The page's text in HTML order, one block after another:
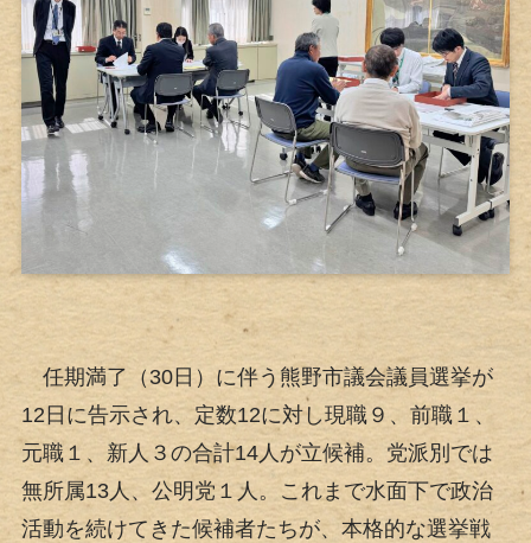
任期満了（30日）に伴う熊野市議会議員選挙が
12日に告示され、定数12に対し現職９、前職１、
元職１、新人３の合計14人が立候補。党派別では
無所属13人、公明党１人。これまで水面下で政治
活動を続けてきた候補者たちが、本格的な選挙戦